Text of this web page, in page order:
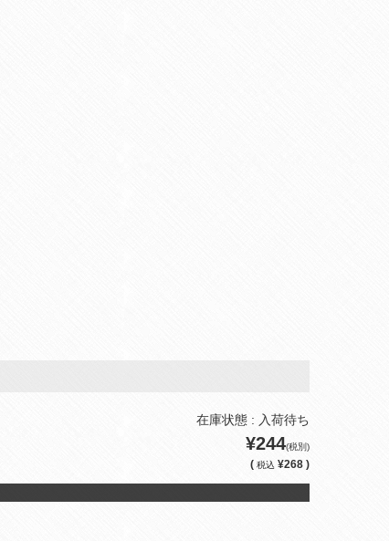
在庫状態 : 入荷待ち
¥244(税別)
( 税込 ¥268 )